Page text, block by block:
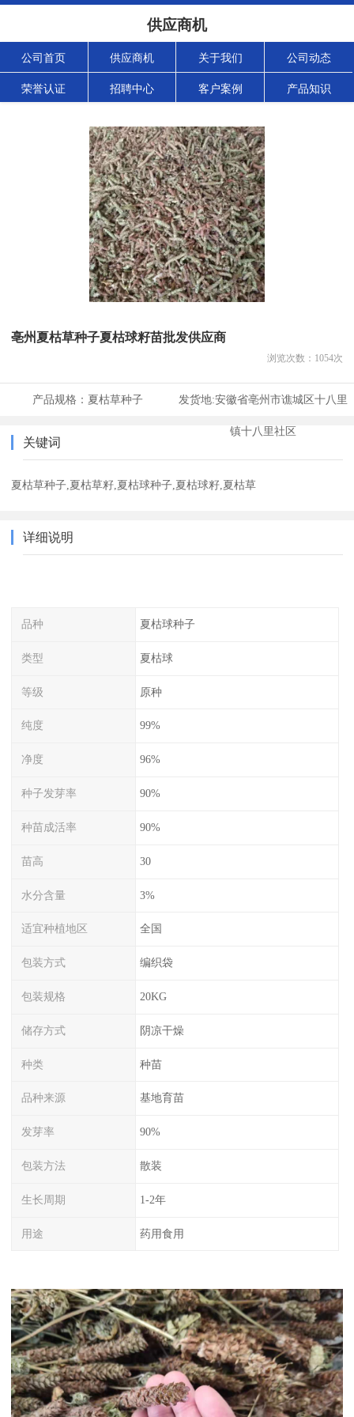
供应商机
公司首页 供应商机 关于我们 公司动态
荣誉认证 招聘中心 客户案例 产品知识
亳州夏枯草种子夏枯球籽苗批发供应商
浏览次数： 1054次
产品规格： 夏枯草种子 发货地:安徽省亳州市谯城区十八里
镇十八里社区
关键词
夏枯草种子,夏枯草籽,夏枯球种子,夏枯球籽,夏枯草
详细说明
品种 夏枯球种子
类型 夏枯球
等级 原种
纯度 99%
净度 96%
种子发芽率 90%
种苗成活率 90%
苗高 30
水分含量 3%
适宜种植地区 全国
包装方式 编织袋
包装规格 20KG
储存方式 阴凉干燥
种类 种苗
品种来源 基地育苗
发芽率 90%
包装方法 散装
生长周期 1-2年
用途 药用食用